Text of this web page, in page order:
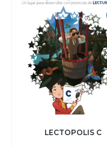
LECTOPOLIS C